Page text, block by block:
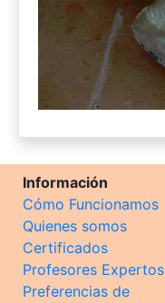
Información
Cómo Funcionamos
Quienes somos
Certificados
Profesores Expertos
Preferencias de